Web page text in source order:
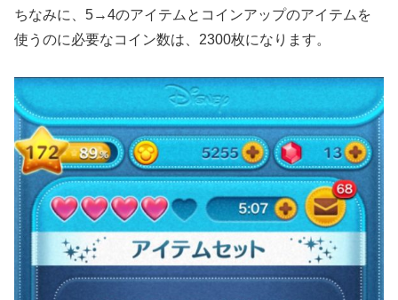
ちなみに、5→4のアイテムとコインアップのアイテムを
使うのに必要なコイン数は、2300枚になります。